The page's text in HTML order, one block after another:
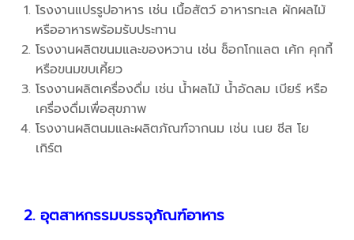
โรงงานแปรรูปอาหาร เช่น เนื้อสัตว์ อาหารทะเล ผักผลไม้
หรืออาหารพร้อมรับประทาน
โรงงานผลิตขนมและของหวาน เช่น ช็อกโกแลต เค้ก คุกกี้
หรือขนมขบเคี้ยว
โรงงานผลิตเครื่องดื่ม เช่น น้ำผลไม้ น้ำอัดลม เบียร์ หรือ
เครื่องดื่มเพื่อสุขภาพ
โรงงานผลิตนมและผลิตภัณฑ์จากนม เช่น เนย ชีส โย
เกิร์ต
2. อุตสาหกรรมบรรจุภัณฑ์อาหาร